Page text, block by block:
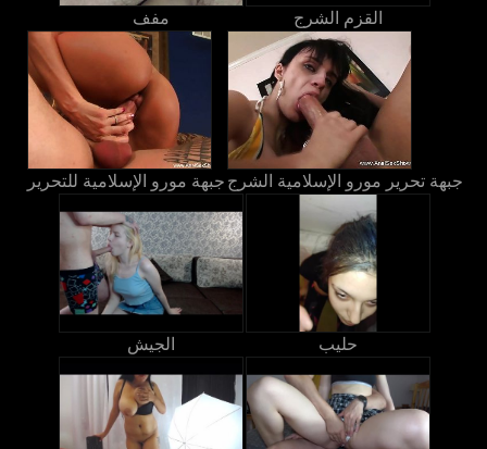
مفف القزم الشرج
جبهة مورو الإسلامية للتحرير جبهة تحرير مورو الإسلامية الشرج
الجيش حليب